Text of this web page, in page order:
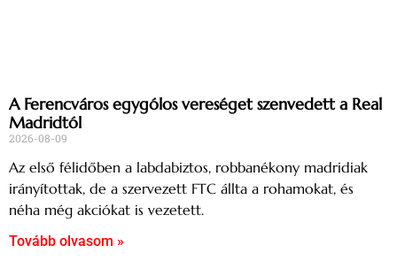
A Ferencváros egygólos vereséget szenvedett a Real
Madridtól
2026-08-09
Az első félidőben a labdabiztos, robbanékony madridiak
irányítottak, de a szervezett FTC állta a rohamokat, és
néha még akciókat is vezetett.
Tovább olvasom »